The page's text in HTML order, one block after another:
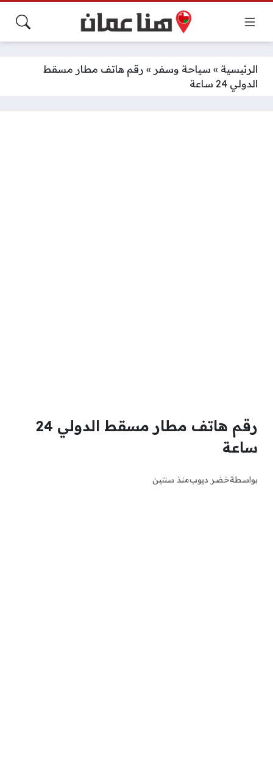
الرئيسية » سياحة وسفر » رقم هاتف مطار مسقط
الدولي 24 ساعة
رقم هاتف مطار مسقط الدولي 24
ساعة
بواسطةخضر ديوبمنذ سنتين